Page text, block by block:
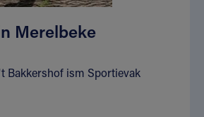
Merelbeke
Bakkershof ism Sportievak